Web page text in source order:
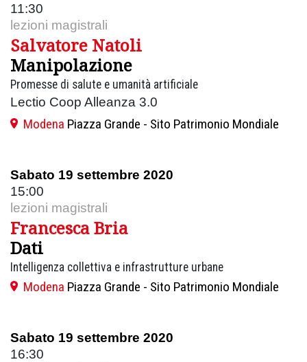
11:30
lezioni magistrali
Salvatore Natoli
Manipolazione
Promesse di salute e umanità artificiale
Lectio Coop Alleanza 3.0
Modena Piazza Grande - Sito Patrimonio Mondiale
Sabato 19 settembre 2020
15:00
lezioni magistrali
Francesca Bria
Dati
Intelligenza collettiva e infrastrutture urbane
Modena Piazza Grande - Sito Patrimonio Mondiale
Sabato 19 settembre 2020
16:30